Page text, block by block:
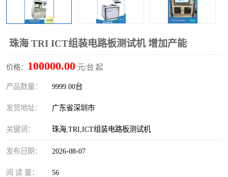
珠海 TRI ICT组装电路板测试机 增加产能
价格： 100000.00 元/台 起
产品数量： 9999.00台
发货地址： 广东省深圳市
关键词： 珠海,TRI,ICT组装电路板测试机
发布日期： 2026-08-07
阅 读 量： 56